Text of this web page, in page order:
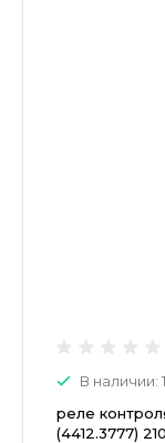
В наличии:
реле
(4412.3777)